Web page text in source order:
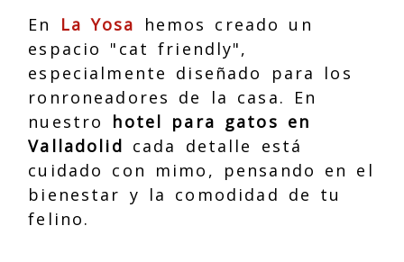
En La Yosa
hemos creado un
espacio "cat friendly",
especialmente diseñado para los
ronroneadores de la casa. En
nuestro hotel para gatos en
Valladolid cada detalle está
cuidado con mimo, pensando en el
bienestar y la comodidad de tu
felino.